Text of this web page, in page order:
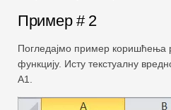
Пример # 2
Погледајмо пример коришћења
функцију. Исту текстуалну
А1.